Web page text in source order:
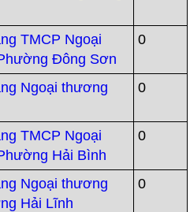
TMCP Ngoại
Đông Sơn
0
Ngoại thương
0
TMCP Ngoại
Hải Bình
0
Ngoại thương
Hải Lĩnh
0